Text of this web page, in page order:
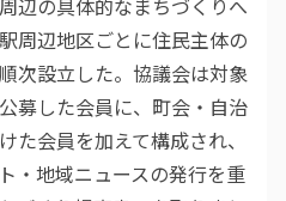
辺の具体的なまちづくりへ
周辺地区ごとに住民主体の
次設立した。協議会は対象
募した会員に、町会・自治
た会員を加えて構成され、
・地域ニュースの発行を重